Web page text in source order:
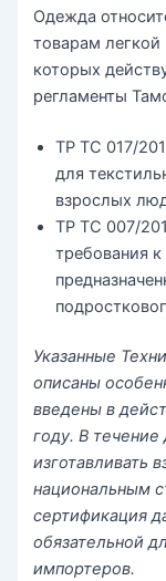
Одежда
товарам
которых
регламенты
ТР ТС 017/
для
взрослых
ТР ТС 007/
требования
Указанные
описаны
введены в
году. В
изготавливать
национальным
сертификация
обязательной
импортеров.